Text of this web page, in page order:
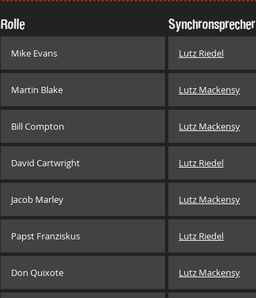
Rolle Synchronsprecher
Mike Evans Lutz Riedel
Martin Blake Lutz Mackensy
Bill Compton Lutz Mackensy
David Cartwright Lutz Riedel
Jacob Marley Lutz Mackensy
Papst Franziskus Lutz Riedel
Don Quixote Lutz Mackensy